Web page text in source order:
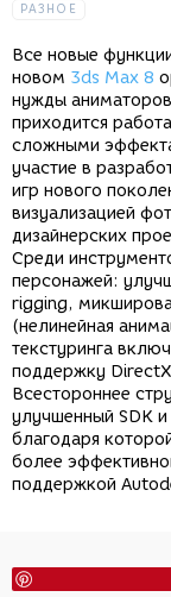
РАЗНОЕ
Все новые
новом 3ds Max 8
нужды
приходится
сложными
участие в
игр нового
визуализацией
дизайнерских
Среди
персонажей:
rigging,
(нелинейная
текстуринга
поддержку
Всестороннее
улучшенный SDK
благодаря
более
поддержкой